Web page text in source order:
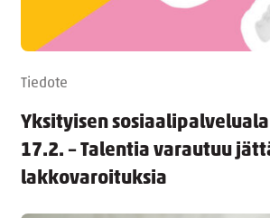
Tiedote
Yksityisen
17.2. – Talentia varautuu
lakkovaroituksia